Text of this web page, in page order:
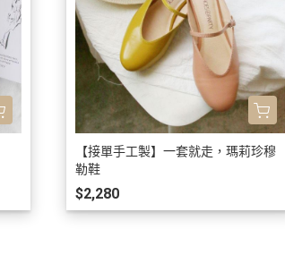
【接單手工製】一套就走，瑪莉珍穆
勒鞋
$2,280